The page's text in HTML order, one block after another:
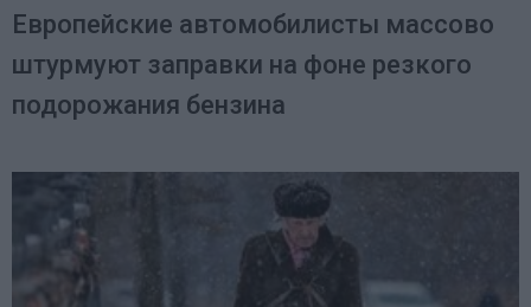
Европейские автомобилисты массово
штурмуют заправки на фоне резкого
подорожания бензина